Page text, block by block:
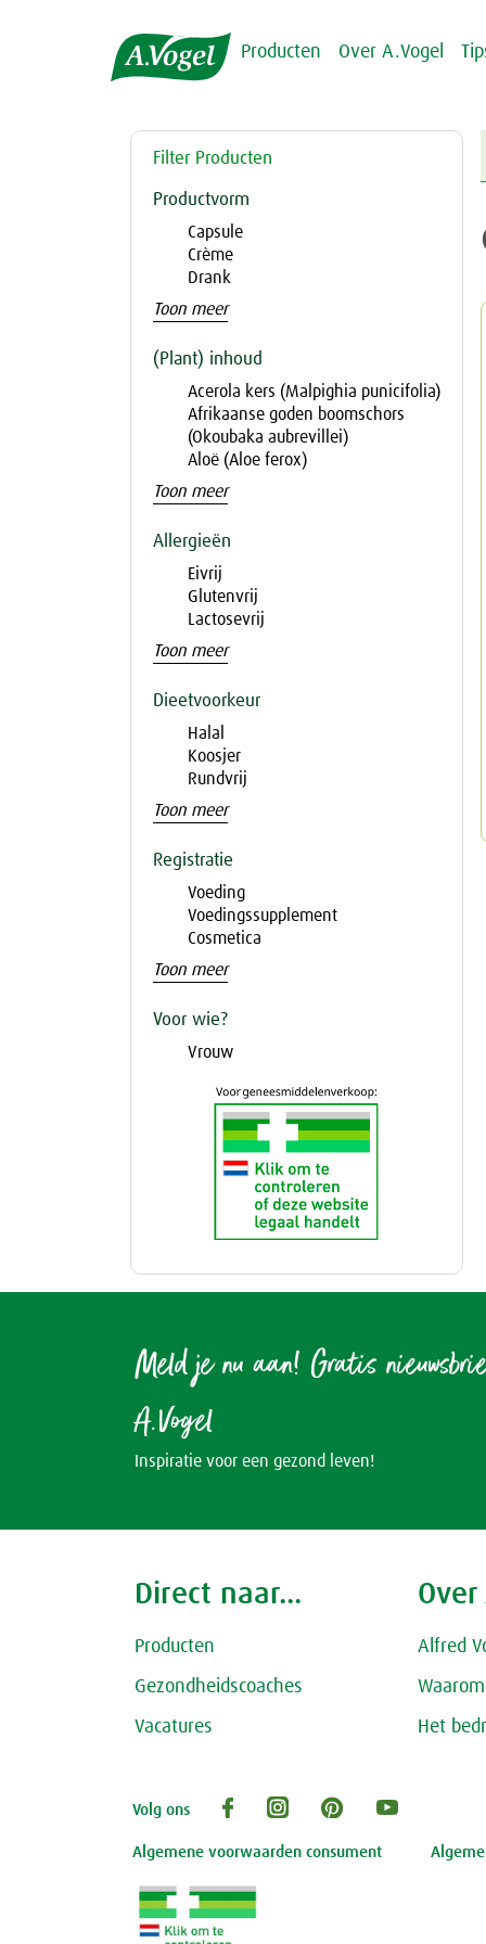
Producten Over A.Vogel
Filter Producten
Productvorm
Capsule
Crème
Drank
Toon meer
(Plant) inhoud
Acerola kers (Malpighia punicifolia)
Afrikaanse goden boomschors
(Okoubaka aubrevillei)
Aloë (Aloe ferox)
Toon meer
Allergieën
Eivrij
Glutenvrij
Lactosevrij
Toon meer
Dieetvoorkeur
Halal
Koosjer
Rundvrij
Toon meer
Registratie
Voeding
Voedingssupplement
Cosmetica
Toon meer
Voor wie?
Vrouw
Meld je nu aan! Gratis
A.Vogel
Inspiratie voor een gezond leven!
Direct naar...
Producten
Gezondheidscoaches
Vacatures
Over
Alfred
Het
Volg ons
Algemene voorwaarden consument